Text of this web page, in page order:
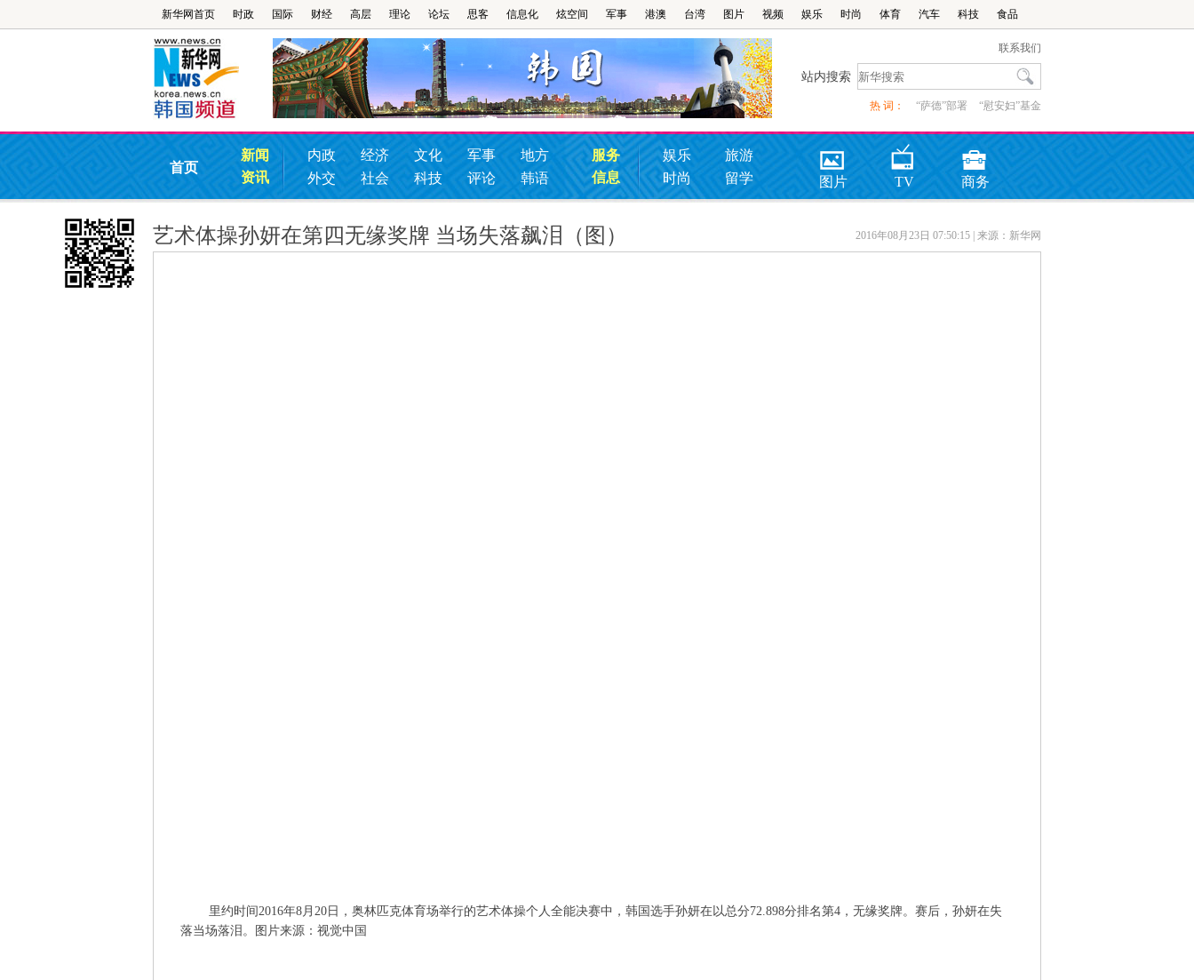
新华网首页 时政 国际 财经 高层 理论 论坛 思客 信息化 炫空间 军事 港澳 台湾 图片 视频 娱乐 时尚 体育 汽车 科技 食品
联系我们
站内搜索
热 词： “萨德”部署 “慰安妇”基金
首页
新闻
资讯
内政 经济 文化 军事
地方
外交
社会 科技 评论 韩语
服务
信息
娱乐
旅游
时尚
留学 图片 TV 商务
艺术体操孙妍在第四无缘奖牌 当场失落飙泪（图） 2016年08月23日 07:50:15 | 来源：新华网
里约时间2016年8月20日，奥林匹克体育场举行的艺术体操个人全能决赛中，韩国选手孙妍在以总分72.898分排名第4，无缘奖牌。赛后，孙妍在失
落当场落泪。图片来源：视觉中国